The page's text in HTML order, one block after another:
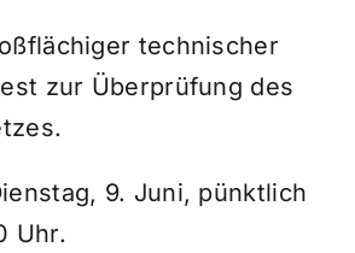
technischer
zur Überprüfung des
9. Juni, pünktlich
Uhr.